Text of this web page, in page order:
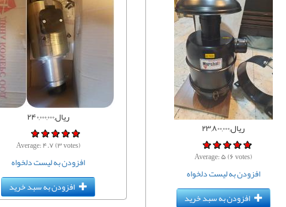
ریال,۲۴۰,۰۰۰,۰۰۰
Average:۴.۷(۳votes)
افزودن به لیست دلخواه
افزودن به سبد خرید
ریال,۲۳,۸۰۰,۰۰۰
Average:۵(۶votes)
افزودن به لیست دلخواه
افزودن به سبد خرید